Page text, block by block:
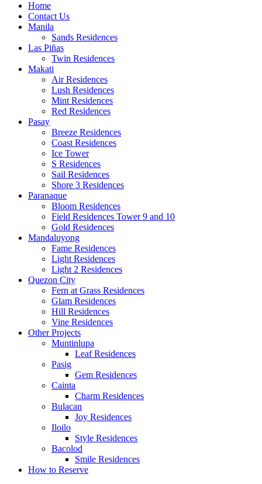
Home
Contact Us
Manila
Sands Residences
Las Piñas
Twin Residences
Makati
Air Residences
Lush Residences
Mint Residences
Red Residences
Pasay
Breeze Residences
Coast Residences
Ice Tower
S Residences
Sail Residences
Shore 3 Residences
Paranaque
Bloom Residences
Field Residences Tower 9 and 10
Gold Residences
Mandaluyong
Fame Residences
Light Residences
Light 2 Residences
Quezon City
Fern at Grass Residences
Glam Residences
Hill Residences
Vine Residences
Other Projects
Muntinlupa
Leaf Residences
Pasig
Gem Residences
Cainta
Charm Residences
Bulacan
Joy Residences
Iloilo
Style Residences
Bacolod
Smile Residences
How to Reserve